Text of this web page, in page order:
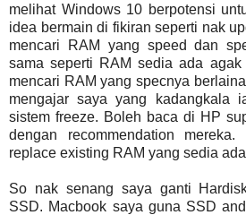
melihat Windows 10 berpotensi
idea bermain di fikiran seperti nak
mencari RAM yang speed dan
sama seperti RAM sedia ada
mencari RAM yang specnya
mengajar saya yang kadangkala
sistem freeze. Boleh baca di HP
dengan recommendation
replace existing RAM yang sedia
So nak senang saya ganti
SSD. Macbook saya guna SSD